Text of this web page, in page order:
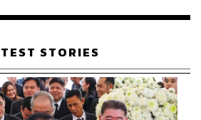
หารประจำปี 2547 พลเอก ประวิตร
ป็นนายทหารที่รับราชการในกองพล
องค์ ตำแหน่งผู้บัญชาการกองพล
องค์คนแรกที่ได้รับการแต่งตั้งดำรง
ารบก
STORIES